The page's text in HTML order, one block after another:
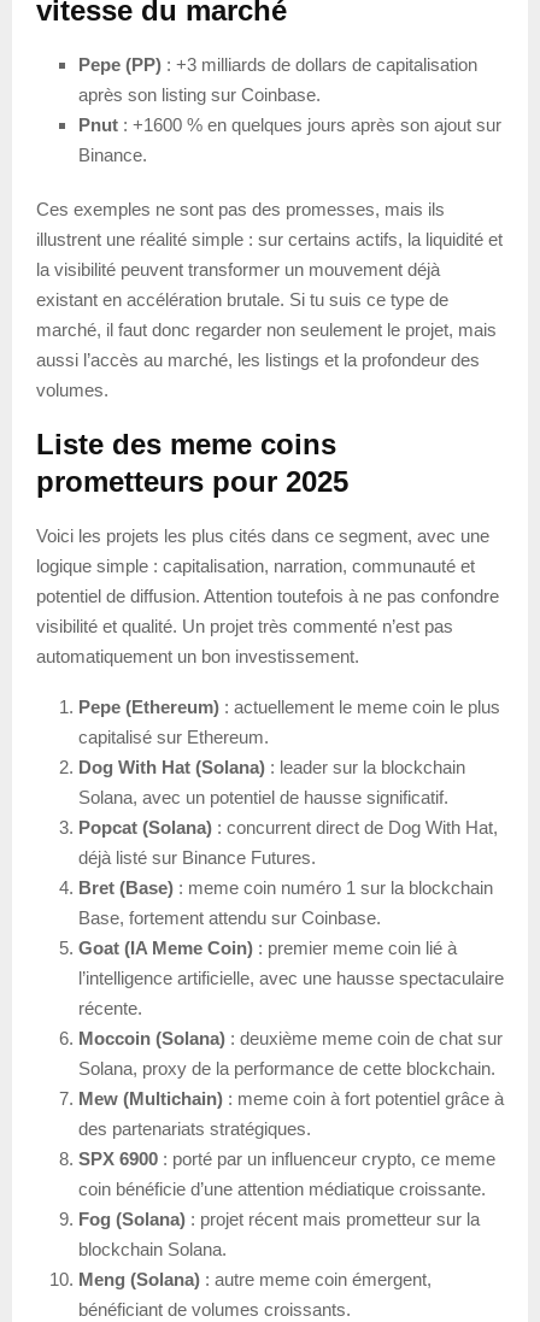
vitesse du marché
Pepe (PP) : +3 milliards de dollars de capitalisation
après son listing sur Coinbase.
Pnut : +1600 % en quelques jours après son ajout sur
Binance.
Ces exemples ne sont pas des promesses, mais ils
illustrent une réalité simple : sur certains actifs, la liquidité et
la visibilité peuvent transformer un mouvement déjà
existant en accélération brutale. Si tu suis ce type de
marché, il faut donc regarder non seulement le projet, mais
aussi l’accès au marché, les listings et la profondeur des
volumes.
Liste des meme coins
prometteurs pour 2025
Voici les projets les plus cités dans ce segment, avec une
logique simple : capitalisation, narration, communauté et
potentiel de diffusion. Attention toutefois à ne pas confondre
visibilité et qualité. Un projet très commenté n’est pas
automatiquement un bon investissement.
Pepe (Ethereum) : actuellement le meme coin le plus
capitalisé sur Ethereum.
Dog With Hat (Solana) : leader sur la blockchain
Solana, avec un potentiel de hausse significatif.
Popcat (Solana) : concurrent direct de Dog With Hat,
déjà listé sur Binance Futures.
Bret (Base) : meme coin numéro 1 sur la blockchain
Base, fortement attendu sur Coinbase.
Goat (IA Meme Coin) : premier meme coin lié à
l’intelligence artificielle, avec une hausse spectaculaire
récente.
Moccoin (Solana) : deuxième meme coin de chat sur
Solana, proxy de la performance de cette blockchain.
Mew (Multichain) : meme coin à fort potentiel grâce à
des partenariats stratégiques.
SPX 6900 : porté par un influenceur crypto, ce meme
coin bénéficie d’une attention médiatique croissante.
Fog (Solana) : projet récent mais prometteur sur la
blockchain Solana.
Meng (Solana) : autre meme coin émergent,
bénéficiant de volumes croissants.